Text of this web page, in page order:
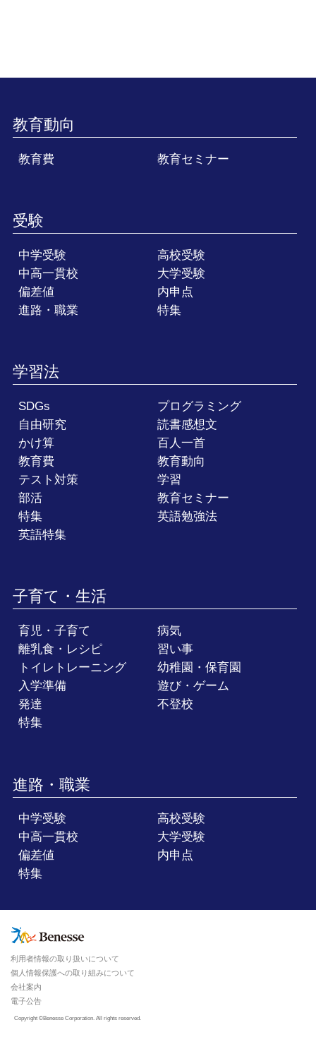
教育動向
教育費 教育セミナー
受験
中学受験
高校受験
中高一貫校
大学受験
偏差値
内申点
進路・職業
特集
学習法
SDGs
プログラミング
自由研究
読書感想文
かけ算
百人一首
教育費
教育動向
テスト対策
学習
部活
教育セミナー
特集
英語勉強法
英語特集
子育て・生活
育児・子育て
病気
離乳食・レシピ
習い事
トイレトレーニング
幼稚園・保育園
入学準備
遊び・ゲーム
発達
不登校
特集
進路・職業
中学受験
高校受験
中高一貫校
大学受験
偏差値
内申点
特集
Copyright ©Benesse Corporation. All rights reserved.
利用者情報の取り扱いについて
個人情報保護への取り組みについて
会社案内
電子公告